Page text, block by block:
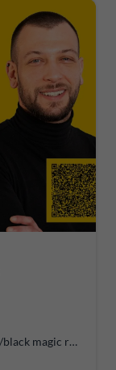
moon white/black magic roof